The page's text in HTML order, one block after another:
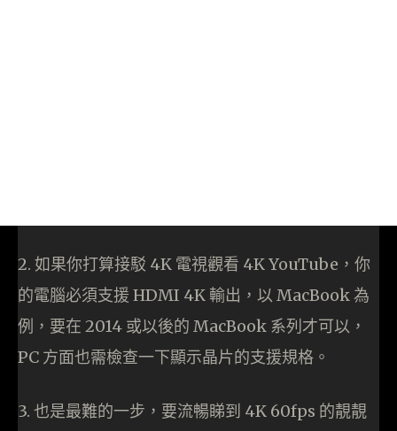
2. 如果你打算接駁 4K 電視觀看 4K YouTube，你
的電腦必須支援 HDMI 4K 輸出，以 MacBook 為
例，要在 2014 或以後的 MacBook 系列才可以，
PC 方面也需檢查一下顯示晶片的支援規格。
3. 也是最難的一步，要流暢睇到 4K 60fps 的靚靚